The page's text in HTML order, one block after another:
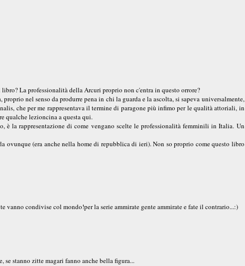
La professionalità della Arcuri proprio non c'entra in questo orrore?
proprio nel senso da produrre pena in chi la guarda e la ascolta, si sapeva universalmente,
che per me rappresentava il termine di paragone più infimo per le qualità attoriali, in
qualche lezioncina a questa qui.
è la rappresentazione di come vengano scelte le professionalità femminili in Italia. Un
ovunque (era anche nella home di repubblica di ieri). Non so proprio come questo libro
vanno condivise col mondo!per la serie ammirate gente ammirate e fate il contrario...:)
se stanno zitte magari fanno anche bella figura...